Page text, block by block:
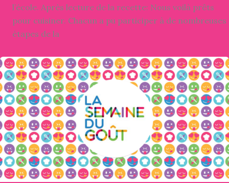
l’école. Après lecture de la recette: Nous voilà prêts
pour cuisiner. Chacun a pu participer à de nombreuses
étapes de la